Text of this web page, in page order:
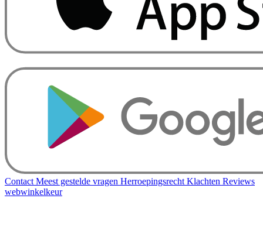
Contact Meest gestelde vragen Herroepingsrecht Klachten Reviews
webwinkelkeur